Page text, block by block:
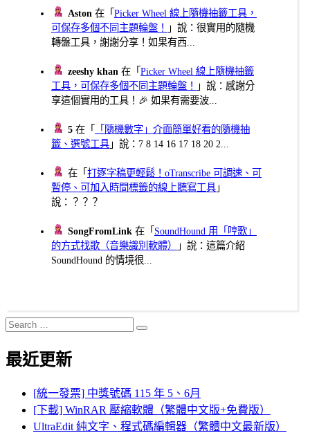
Aston 在「Picker Wheel 線上隨機抽籤工具，
可保存多個不同主題輪盤！
」說：很實用的隨機
轉盤工具，謝謝分享！如果有西...
zeeshy khan 在「Picker Wheel 線上隨機抽籤
工具，可保存多個不同主題輪盤！
」說：感謝分
享這個實用的工具！🎉 如果有需要波...
5 在「
「隨機數字」介面簡單好看的隨機抽
籤、選號工具 」說：7 8 14 16 17 18 20 2...
在「打逐字稿更輕鬆！oTranscribe 可調速、可
暫停、可加入時間標籤的線上聽寫工具 」
說：？？？
SongFromLink 在「 SoundHound 用「哼歌」
的方式找歌（音樂識別軟體）
」說：這篇介紹
SoundHound 的情境很...
Search
for:
Search
最近更新
[統一發票] 中獎號碼 115 年 5、6月
[下載] WinRAR 壓縮軟體（繁體中文版+免費版）
UltraEdit 純文字、程式碼編輯器（繁體中文最新版）